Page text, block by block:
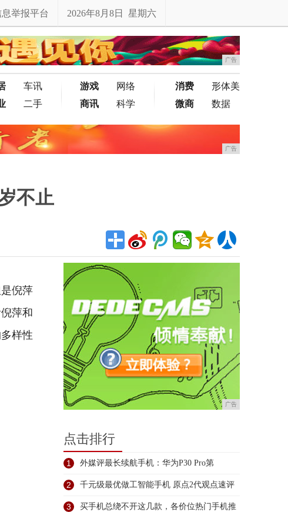
举报平台 2026年8月8日 星期六
广告
车讯
二手
游戏
网络
商讯
科学
消费
形体美
微商
数据
广告
不止
倪萍
萍和
样性
广告
点击排行
1 外媒评最长续航手机：华为P30 Pro第
2 千元级最优做工智能手机 原点2代观点速评
3 买手机总绕不开这几款，各价位热门手机推